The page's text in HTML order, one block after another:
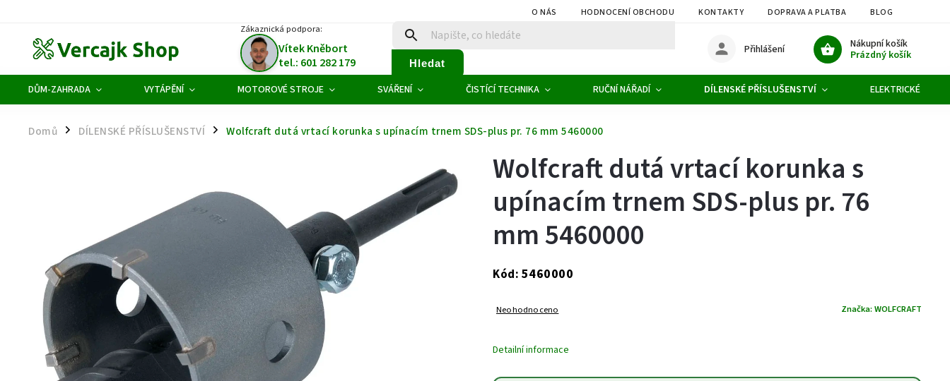
O NÁS HODNOCENÍ OBCHODU KONTAKTY DOPRAVA A PLATBA BLOG
Zákaznická podpora:
Vítek Kněbort
tel.: 601 282 179
Hledat
Nákupní košík
Prázdný košík
Přihlášení
DŮM-ZAHRADA VYTÁPĚNÍ MOTOROVÉ STROJE SVÁŘENÍ ČISTÍCÍ TECHNIKA RUČNÍ NÁŘADÍ DÍLENSKÉ PŘÍSLUŠENSTVÍ ELEKTRICKÉ
Domů / DÍLENSKÉ PŘÍSLUŠENSTVÍ / Wolfcraft dutá vrtací korunka s upínacím trnem SDS-plus pr. 76 mm 5460000
Wolfcraft dutá vrtací korunka s
upínacím trnem SDS-plus pr. 76
mm 5460000
Kód: 5460000
Neohodnoceno Značka: WOLFCRAFT
Detailní informace